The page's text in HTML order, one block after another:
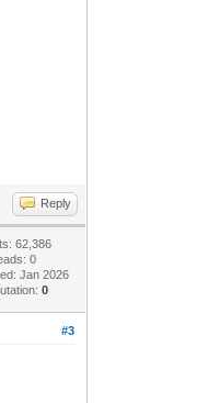
Reply
62,386
0
Jan 2026
0
#3